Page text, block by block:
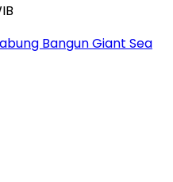
Bangun Giant Sea